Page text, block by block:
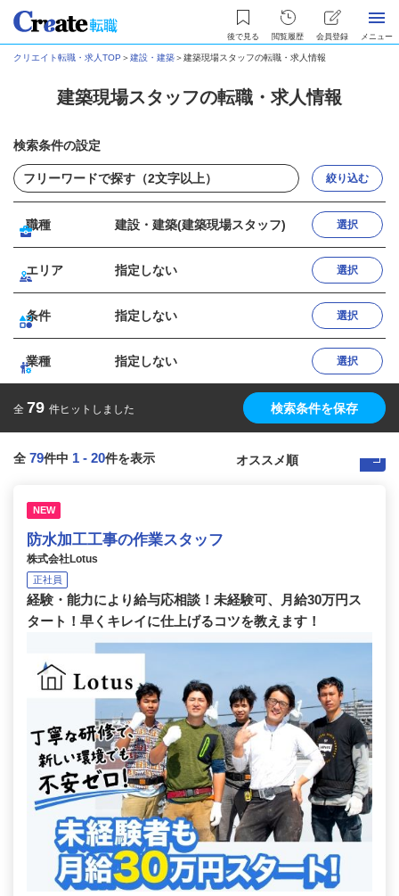
後で見る 閲覧履歴 会員登録 メニュー
クリエイト転職・求人TOP ＞建設・建築＞建築現場スタッフの転職・求人情報
建築現場スタッフの転職・求人情報
検索条件の設定
絞り込む
職種 建設・建築(建築現場スタッフ) 選択
エリア 指定しない 選択
条件 指定しない 選択
業種 指定しない 選択
全 79 件ヒットしました 検索条件を保存
全 79件中 1 - 20件を表示
NEW
防水加工工事の作業スタッフ
株式会社Lotus
正社員
経験・能力により給与応相談！未経験可、月給30万円ス
タート！早くキレイに仕上げるコツを教えます！